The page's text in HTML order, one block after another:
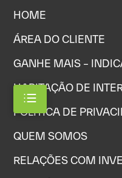
HOME
ÁREA DO CLIENTE
GANHE MAIS –
HABITAÇÃO DE
POLÍTICA DE
QUEM SOMOS
RELAÇÕES COM